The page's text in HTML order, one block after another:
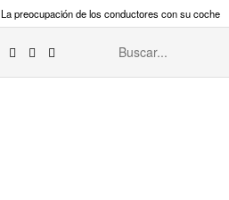
La preocupación de los conductores con su coche